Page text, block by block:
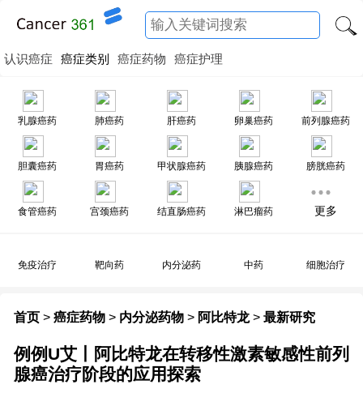
认识癌症 癌症类别 癌症药物 癌症护理
乳腺癌药 肺癌药 肝癌药 卵巢癌药 前列腺癌药
胆囊癌药 胃癌药 甲状腺癌药 胰腺癌药 膀胱癌药
食管癌药 宫颈癌药 结直肠癌药 淋巴瘤药 更多
免疫治疗 靶向药 内分泌药 中药 细胞治疗
首页 > 癌症药物 > 内分泌药物 > 阿比特龙> 最新研究
例例U艾丨阿比特龙在转移性激素敏感性前列
腺癌治疗阶段的应用探索